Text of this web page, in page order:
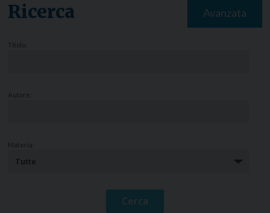
Ricerca Avanzata
Titolo:
Autore:
Materia: